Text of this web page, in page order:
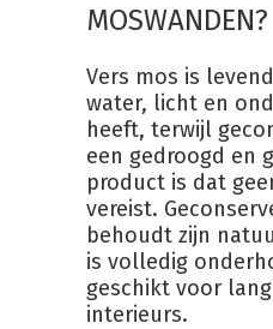
MOSWANDEN?
Vers mos is
water, licht en
heeft, terwijl
een gedroogd en
product is dat
vereist.
behoudt zijn
is volledig
geschikt voor
interieurs.